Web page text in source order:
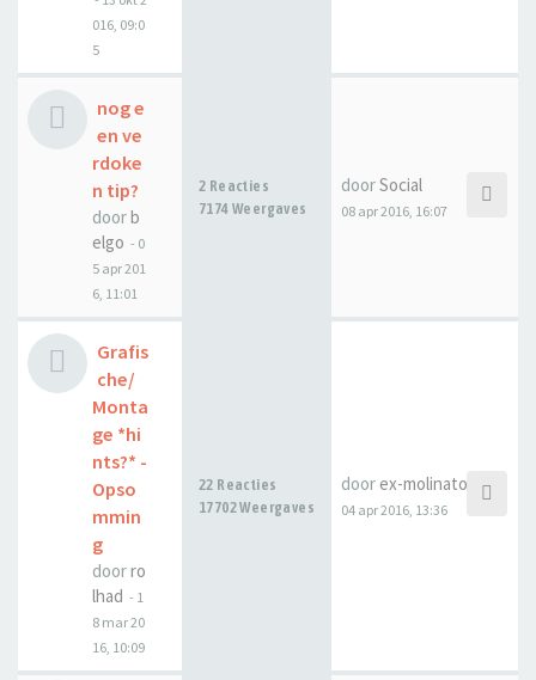
016, 09:0
5
nog e
en ve
rdoke
n tip?
doorb
elgo - 0
5 apr 201
6, 11:01
2 Reacties
7174 Weergaves
doorSocial
08 apr 2016, 16:07
Grafis
che/
Monta
ge *hi
nts?* -
Opso
mmin
g
doorro
lhad - 1
8 mar 20
16, 10:09
22 Reacties
17702 Weergaves
door ex-molinator
04 apr 2016, 13:36